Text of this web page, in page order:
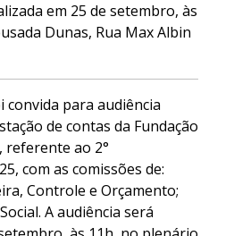
em 25 de setembro, às
Dunas, Rua Max Albin
convida para audiência
de contas da Fundação
referente ao 2°
com as comissões de:
Controle e Orçamento;
A audiência será